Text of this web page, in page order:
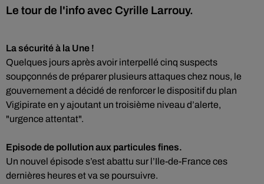
Le tour de l'info avec Cyrille Larrouy.
La sécurité à la Une !
Quelques jours après avoir interpellé cinq suspects
soupçonnés de préparer plusieurs attaques chez nous, le
gouvernement a décidé de renforcer le dispositif du plan
Vigipirate en y ajoutant un troisième niveau d’alerte,
"urgence attentat".
Episode de pollution aux particules fines.
Un nouvel épisode s’est abattu sur l’Ile-de-France ces
dernières heures et va se poursuivre.